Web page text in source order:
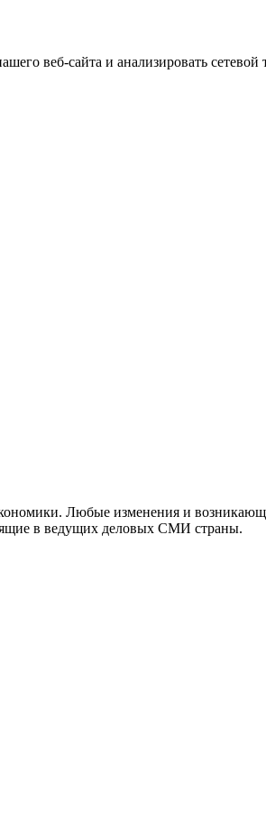
веб-сайта и анализировать сетевой
Любые изменения и
в ведущих деловых СМИ страны.